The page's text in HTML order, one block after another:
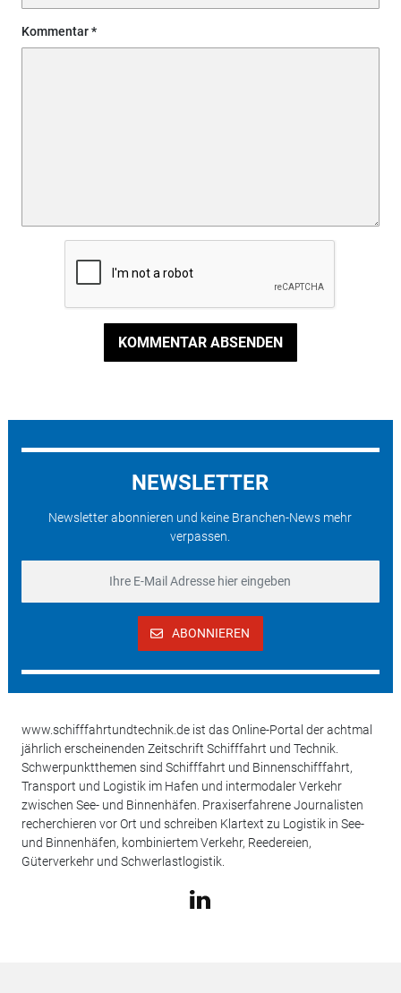
Kommentar
KOMMENTAR ABSENDEN
NEWSLETTER
Newsletter abonnieren und keine Branchen-News mehr
verpassen.
ABONNIEREN
www.schifffahrtundtechnik.de ist das Online-Portal der achtmal
jährlich erscheinenden Zeitschrift Schifffahrt und Technik.
Schwerpunktthemen sind Schifffahrt und Binnenschifffahrt,
Transport und Logistik im Hafen und intermodaler Verkehr
zwischen See- und Binnenhäfen. Praxiserfahrene Journalisten
recherchieren vor Ort und schreiben Klartext zu Logistik in See-
und Binnenhäfen, kombiniertem Verkehr, Reedereien,
Güterverkehr und Schwerlastlogistik.